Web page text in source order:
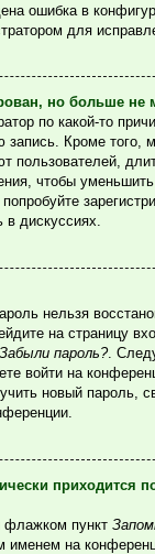
ошибка в
для
но больше не
по какой-то
Кроме того,
пользователей,
чтобы
в дискуссиях.
нельзя
на страницу
Забыли пароль?.
войти на
новый пароль,
приходится
флажком пункт
именем на